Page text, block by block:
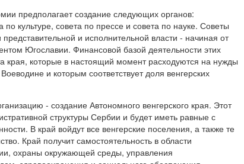
предполагает создание следующих органов:
культуре, совета по прессе и совета по науке. Советы
и исполнительной власти - начиная от
Югославии. Финансовой базой деятельности этих
края, которые в настоящий момент расходуются на нужды
и которым соответствует доля венгерских
- создание Автономного венгерского края. Этот
структуры Сербии и будет иметь равные с
В край войдут все венгерские поселения, а также те
Край получит самостоятельность в области
охраны окружающей среды, управления